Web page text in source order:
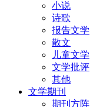
小说
诗歌
报告文学
散文
儿童文学
文学批评
其他
文学期刊
期刊方阵